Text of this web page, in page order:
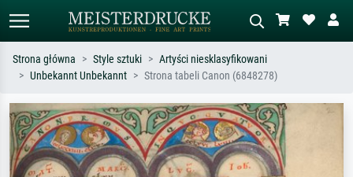
Szukaj wg artysty, tytułu lub stylu – np.
Monet, Gwiaździsta noc,
impresjonizm, fala Hokusaia, akt.
Opisz scenę – np. zielona łąka,
abstrakcja z czerwienią, ciemny olej,
stojący akt obok drzewa.
Strona główna Style sztuki
Artyści niesklasyfikowani
Unbekannt Unbekannt
Strona tabeli Canon (6848278)